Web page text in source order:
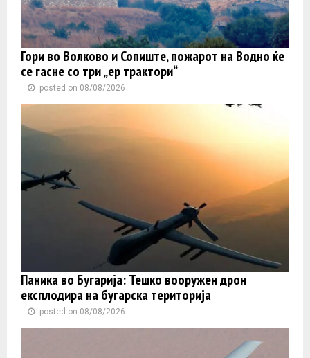
Гори во Волково и Сопиште, пожарот на Водно ќе
се гасне со три „ер трактори“
posted on 08/08/2026
Паника во Бугарија: Тешко вооружен дрон
експлодира на бугарска територија
posted on 08/08/2026